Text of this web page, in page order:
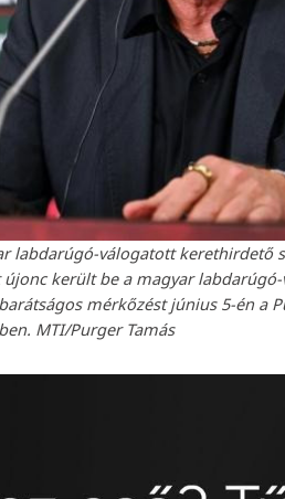
labdarúgó-válogatott kerethirdető
újonc került be a magyar
mérkőzést június 5-én a
MTI/Purger Tamás